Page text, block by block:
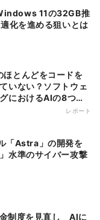
化を進める狙いとは
いない？ソフトウェ
におけるAIの8つの
レポート
「Astra」の開発を
水準のサイバー攻撃
制度を見直し AIに